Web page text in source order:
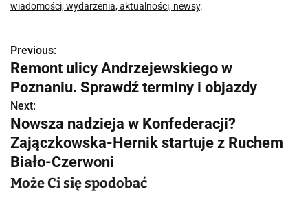
wiadomości, wydarzenia, aktualności, newsy.
N
a
w
i
g
a
Previous:
Remont ulicy Andrzejewskiego w
Poznaniu. Sprawdź terminy i objazdy
Next:
Nowsza nadzieja w Konfederacji?
Zajączkowska-Hernik startuje z Ruchem
Biało-Czerwoni
Może Ci się spodobać